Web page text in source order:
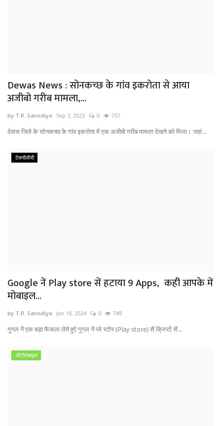
Dewas News : सोनकच्छ के गांव इकरोता से आया
अजीबो गरीब मामला,...
by T.R. Sanodiya Sep 3, 2023 0 737
देवास जिले के सोनकच्छ के गांव इकरोता में एक अजीबो गरीब मामला देखने को मिला। जहां...
टेक्नॉलॉजी
Google नें Play store सें हटाया 9 Apps, कही आपके में
मोबाइल...
by T.R. Sanodiya Jan 18, 2024 0 749
गूगल नें एक बड़ा फैसला लेते हुऐ गूगल नें प्ले स्टोर (Play store) सें क्रिप्टो सें...
ऑटोमोबाइल